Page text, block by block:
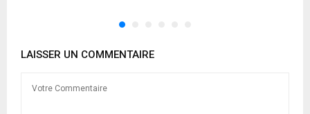
LAISSER UN COMMENTAIRE